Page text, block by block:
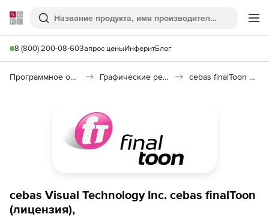
Softline
Поиск
8 (800) 200-08-60Запрос ценыИнферитБлог
Программное обеспечение для графики и дизайна Графические редакторы cebas finalToon 4.0
cebas Visual Technology Inc. cebas finalToon
(лицензия),